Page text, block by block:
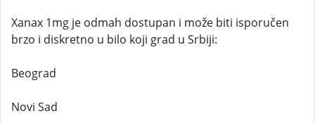
Xanax 1mg je odmah dostupan i može biti isporučen
brzo i diskretno u bilo koji grad u Srbiji:
Beograd
Novi Sad